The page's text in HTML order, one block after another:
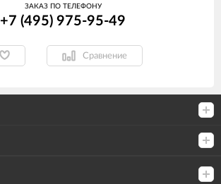
ЗАКАЗ ПО ТЕЛЕФОНУ
+7 (495) 975-95-49
Сравнение